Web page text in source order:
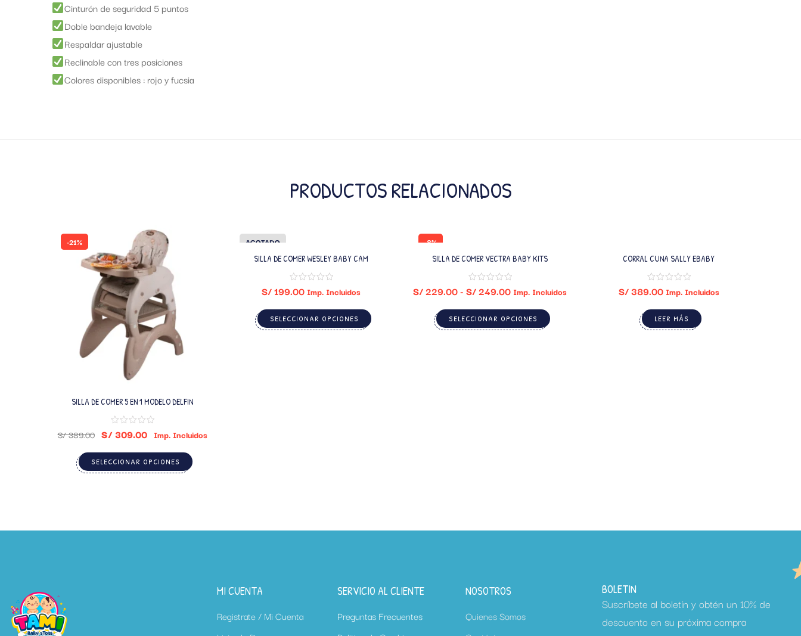
Cinturón de seguridad 5 puntos
Doble bandeja lavable
Respaldar ajustable
Reclinable con tres posiciones
Colores disponibles : rojo y fucsia
PRODUCTOS RELACIONADOS
-21%
SILLA DE COMER 5 EN 1 MODELO DELFIN
S/389.00 S/ 309.00 Imp. Incluidos
SELECCIONAR OPCIONES
AGOTADO
SILLA DE COMER WESLEY BABY CAM
S/199.00 Imp. Incluidos
SELECCIONAR OPCIONES
-8%
SILLA DE COMER VECTRA BABY KITS
S/229.00- S/249.00 Imp. Incluidos
SELECCIONAR OPCIONES
CORRAL CUNA SALLY EBABY
S/389.00 Imp. Incluidos
LEER MÁS
MI CUENTA
Registrate / Mi Cuenta
SERVICIO AL CLIENTE
Preguntas Frecuentes
NOSOTROS
Quienes Somos
BOLETIN
Suscríbete al boletín y obtén un 10% de
descuento en su próxima compra